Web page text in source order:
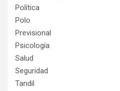
Política
Polo
Previsional
Psicología
Salud
Seguridad
Tandil